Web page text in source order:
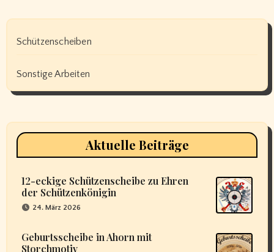
Schützenscheiben
Sonstige Arbeiten
Aktuelle Beiträge
12-eckige Schützenscheibe zu Ehren
der Schützenkönigin
24. März 2026
Geburtsscheibe in Ahorn mit
Storchmotiv